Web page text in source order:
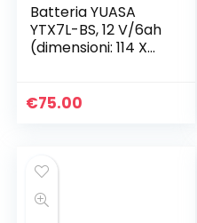
Batteria YUASA
YTX7L-BS, 12 V/6ah
(dimensioni: 114 X
anno di costruzione
€75.00